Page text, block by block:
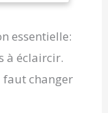
essentielle:
à éclaircir.
changer